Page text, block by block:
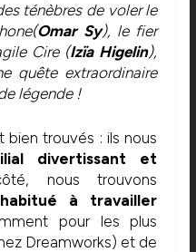
ténèbres de voler le
Omar Sy), le fier
Cire (Izïa Higelin),
quête extraordinaire
légende !
bien trouvés : ils nous
divertissant et
nous trouvons
à travailler
pour les plus
Dreamworks) et de